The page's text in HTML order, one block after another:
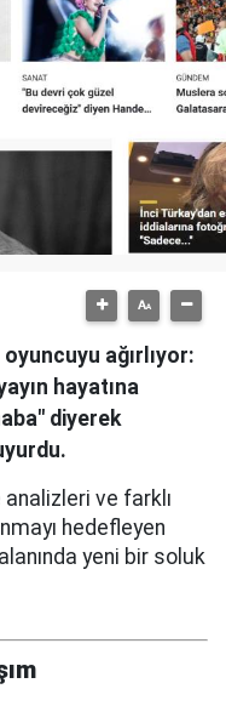
ağırlıyor:
hayatına
diyerek
ve farklı
hedefleyen
yeni bir soluk